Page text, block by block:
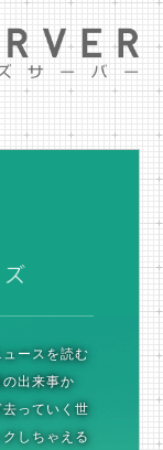
ュースを読む
出来事か
っていく世
しちゃえる